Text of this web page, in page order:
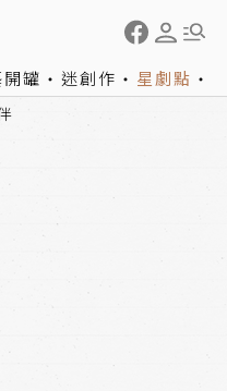
罐 迷創作 星劇點